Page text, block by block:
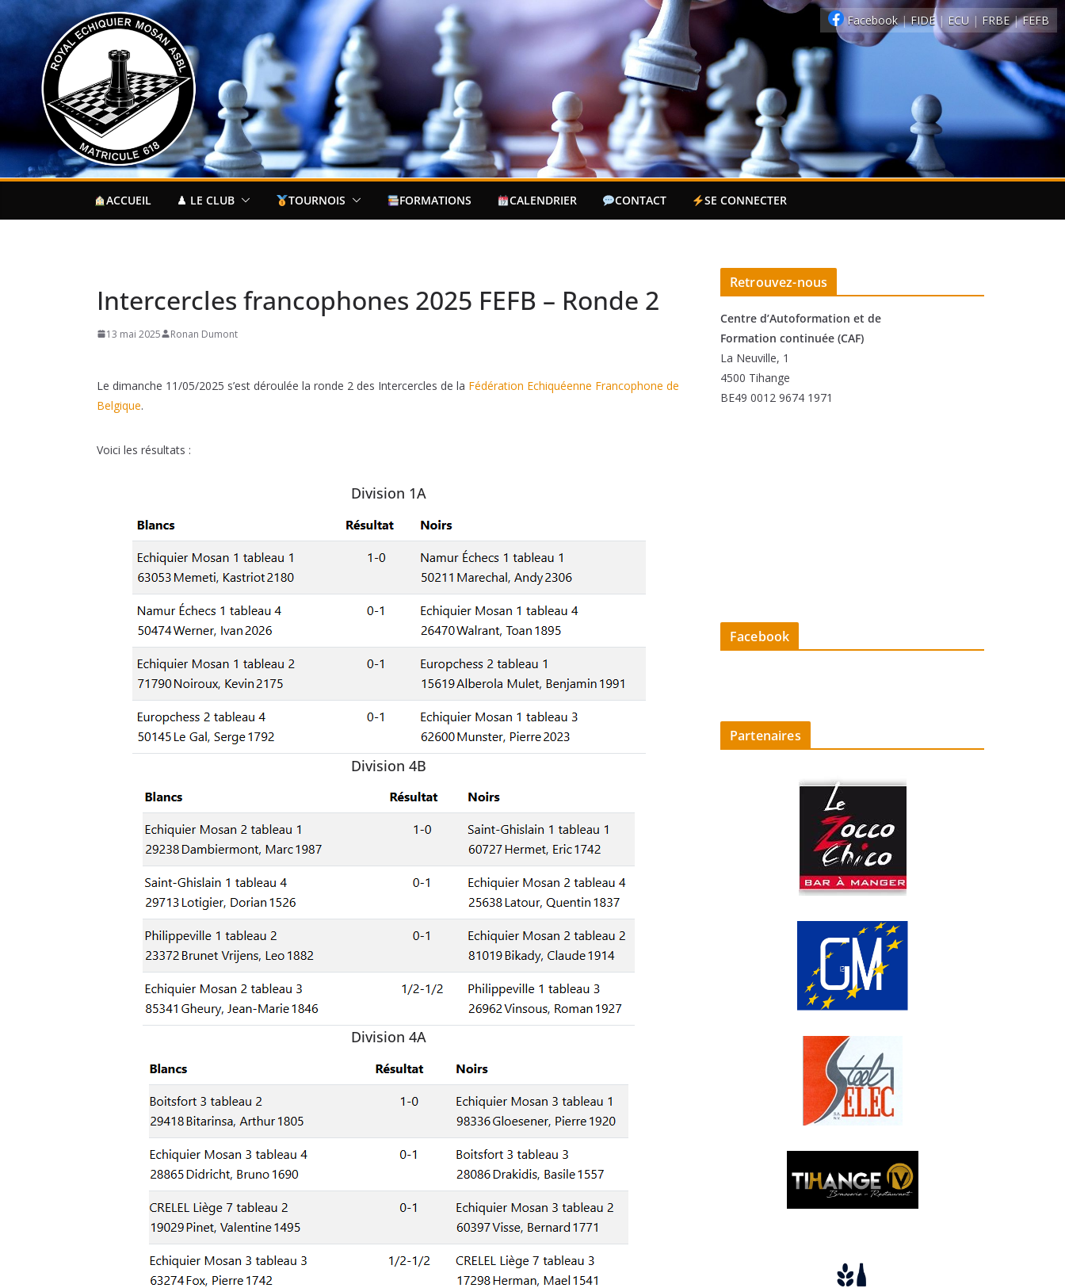
Passer
contenu
ACCUEIL ♟ LE CLUB TOURNOIS FORMATIONS CALENDRIER CONTACT SE CONNECTER
Intercercles francophones 2025 FEFB – Ronde 2
13 mai 2025 Ronan Dumont
Le dimanche 11/05/2025 s’est déroulée la ronde 2 des Intercercles de la Fédération Echiquéenne Francophone de
Belgique.
Voici les résultats :
Division 1A
Division 4B
Division 4A
Retrouvez-nous
Centre d’Autoformation et de
Formation continuée (CAF)
La Neuville, 1
4500 Tihange
BE49 0012 9674 1971
Facebook
Facebook| FIDE | ECU| FRBE| FEFB
Partenaires